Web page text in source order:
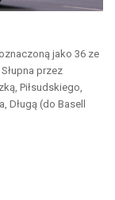
jako 36 ze
przez
Piłsudskiego,
(do Basell